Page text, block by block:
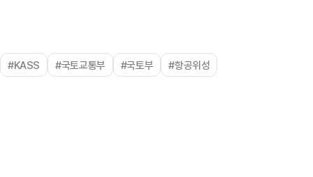
#KASS #국토교통부 #국토부 #항공위성